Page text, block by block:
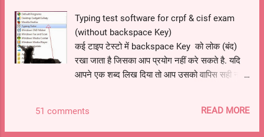
Typing test software for crpf & cisf exam
(without backspace Key)
कई टाइप टेस्टो में backspace Key को लोक (बंद)
रखा जाता है जिसका आप प्रयोग नहीं करे सकते है. यदि
आपने एक शब्द लिख दिया तो आप उसको वापिस सही नहीं
भी लिखा हो तो उसको भी आप मिटा के सही नहीं कर सकते
हो.
51 comments READ MORE